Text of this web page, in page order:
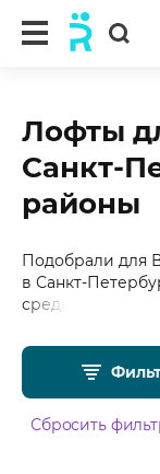
Лофты
Санкт-
районы
Подобрали для
в Санкт-
средним
Сбросить